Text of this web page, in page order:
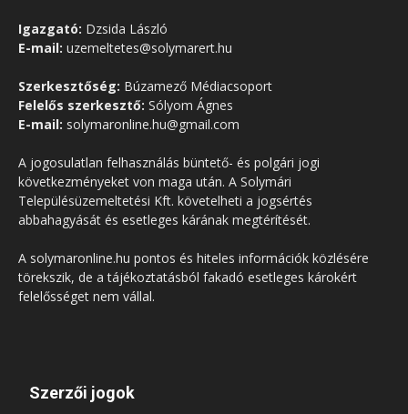
Igazgató: Dzsida László
E-mail: uzemeltetes@solymarert.hu
Szerkesztőség: Búzamező Médiacsoport
Felelős szerkesztő: Sólyom Ágnes
E-mail: solymaronline.hu@gmail.com
A jogosulatlan felhasználás büntető- és polgári jogi
következményeket von maga után. A Solymári
Településüzemeltetési Kft. követelheti a jogsértés
abbahagyását és esetleges kárának megtérítését.
A solymaronline.hu pontos és hiteles információk közlésére
törekszik, de a tájékoztatásból fakadó esetleges károkért
felelősséget nem vállal.
Szerzői jogok